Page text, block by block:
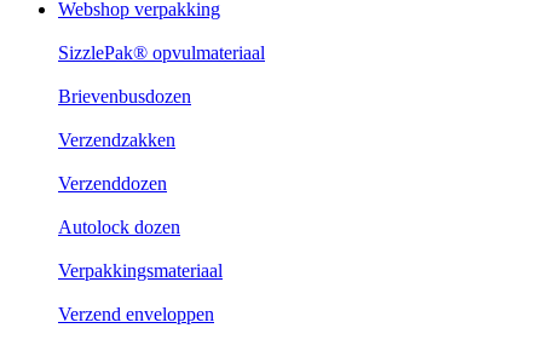
Webshop verpakking
SizzlePak® opvulmateriaal
Brievenbusdozen
Verzendzakken
Verzenddozen
Autolock dozen
Verpakkingsmateriaal
Verzend enveloppen